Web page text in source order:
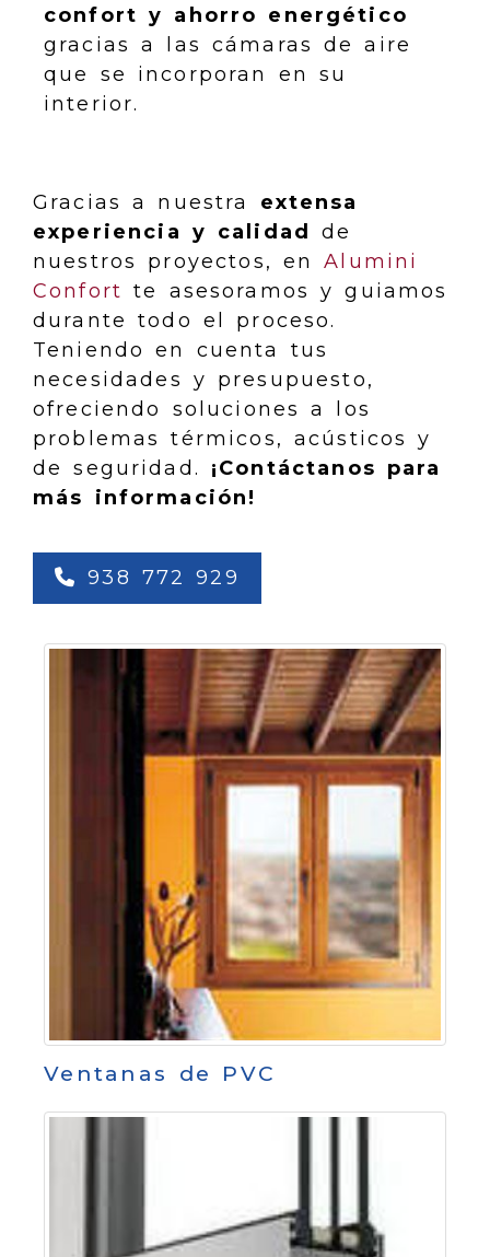
confort y ahorro energético
gracias a las cámaras de aire
que se incorporan en su
interior.
Gracias a nuestra extensa
experiencia y calidadde
nuestros proyectos, enAlumini
Confort te asesoramos y guiamos
durante todo el proceso.
Teniendo en cuenta tus
necesidades y presupuesto,
ofreciendo soluciones a los
problemas térmicos, acústicos y
de seguridad. ¡Contáctanos para
más información!
938 772 929
Ventanas de PVC